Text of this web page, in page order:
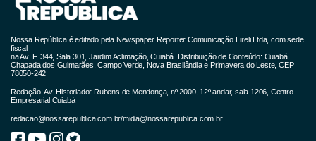
tentando amenizar a dor de tanta gente”,
disse Sílvio Rangel, presidente do Sindicato
das Indústrias Sucroalcooleiras de Mato
Grosso (Sindalcool) e vice-presidente da
Federação das Indústrias de Mato Grosso
(Fiemt).
Nossa República é editado pela Newspaper Reporter Comunicação Eireli Ltda, com sede
fiscal
na Av. F, 344, Sala 301, Jardim Aclimação, Cuiabá. Distribuição de Conteúdo: Cuiabá,
Chapada dos Guimarães, Campo Verde, Nova Brasilândia e Primavera do Leste, CEP
78050-242
Redação: Av. Historiador Rubens de Mendonça, nº 2000, 12º andar, sala 1206, Centro
Empresarial Cuiabá
redacao@nossarepublica.com.br/midia@nossarepublica.com.br